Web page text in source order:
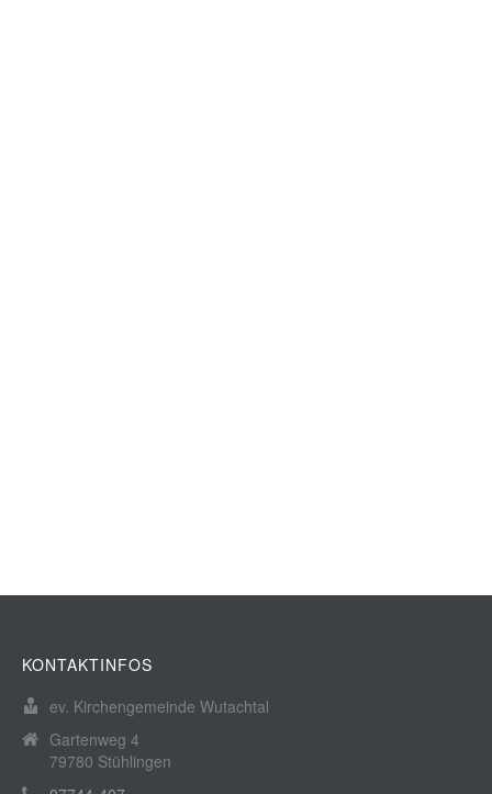
KONTAKTINFOS
ev. Kirchengemeinde Wutachtal
Gartenweg 4
79780 Stühlingen